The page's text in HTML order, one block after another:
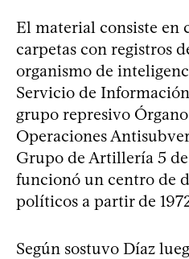
El material consiste en
carpetas con registros
organismo de
Servicio de
grupo represivo
Operaciones
Grupo de Artillería 5
funcionó un centro de
políticos a partir de
Según sostuvo Díaz